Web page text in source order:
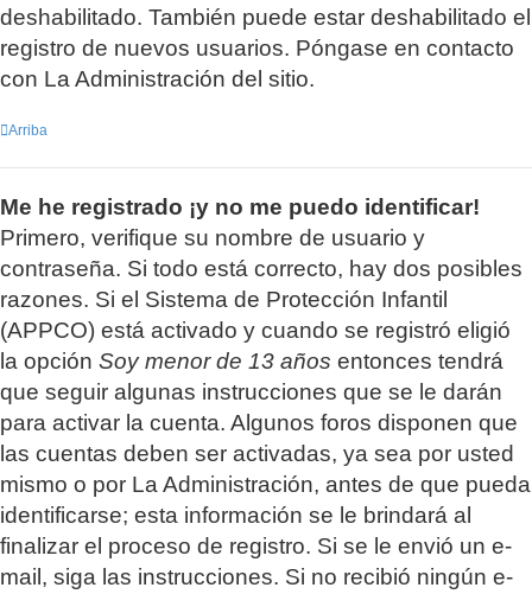
deshabilitado. También puede estar deshabilitado el
registro de nuevos usuarios. Póngase en contacto
con La Administración del sitio.
Arriba
Me he registrado ¡y no me puedo identificar!
Primero, verifique su nombre de usuario y
contraseña. Si todo está correcto, hay dos posibles
razones. Si el Sistema de Protección Infantil
(APPCO) está activado y cuando se registró eligió
la opción Soy menor de 13 años entonces tendrá
que seguir algunas instrucciones que se le darán
para activar la cuenta. Algunos foros disponen que
las cuentas deben ser activadas, ya sea por usted
mismo o por La Administración, antes de que pueda
identificarse; esta información se le brindará al
finalizar el proceso de registro. Si se le envió un e-
mail, siga las instrucciones. Si no recibió ningún e-